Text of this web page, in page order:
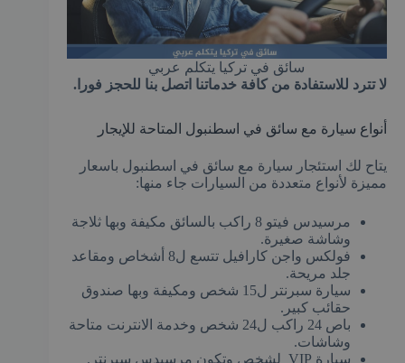
سائق في تركيا يتكلم عربي
لا تترد للاستفادة من كافة خدماتنا اتصل بنا للحجز فورا.
أنواع سيارة مع سائق في اسطنبول المتاحة للإيجار
يتاح لك استئجار سيارة مع سائق في اسطنبول باسعار
مميزة لأنواع متعددة من السيارات جاء منها:
مرسيدس فيتو 8 راكب بالسائق مكيفة وبها ثلاجة
وشاشة صغيرة.
فولكس واجن كارافيل تتسع ل8 أشخاص ومقاعد
جلد مريحة.
سيارة سبرنتر ل15 شخص ومكيفة وبها صندوق
حقائب كبير.
باص 24 راكب ل24 شخص وخدمة الانترنت متاحة
وشاشات.
سيارة VIP لشخص وتكون مرسيدس سبرنتر.